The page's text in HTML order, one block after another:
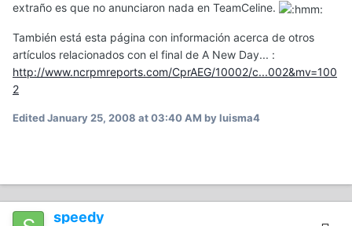
extraño es que no anunciaron nada en TeamCeline.
También está esta página con información acerca de otros
artículos relacionados con el final de A New Day... :
http://www.ncrpmreports.com/CprAEG/10002/c...002&mv=100
2
EditedJanuary 25, 2008 at 03:40 AM by luisma4
speedy